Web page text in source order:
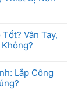
Vân Tay,
Lắp Công